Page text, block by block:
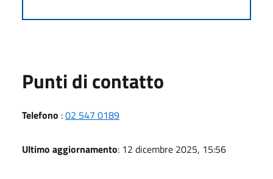
Punti di contatto
Telefono :02 547 0189
Ultimo aggiornamento: 12 dicembre 2025, 15:56